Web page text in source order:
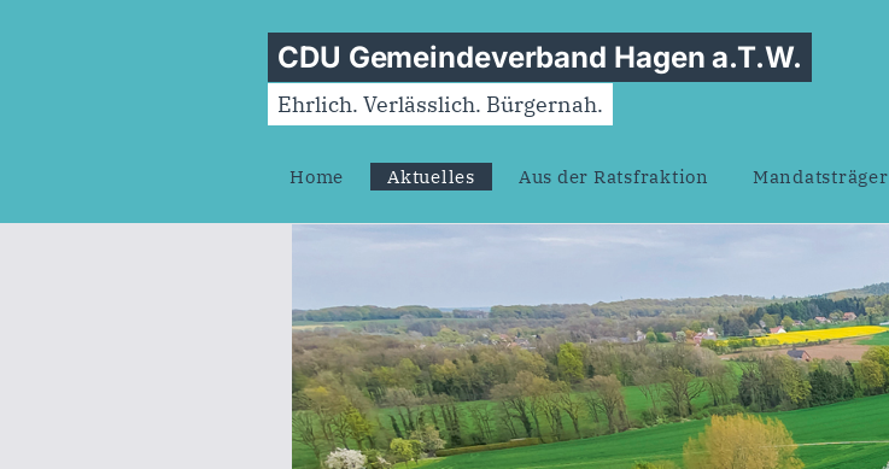
CDU Gemeindeverband Hagen a.T.W.
Ehrlich. Verlässlich. Bürgernah.
Home Aktuelles Aus der Ratsfraktion Mandatsträger